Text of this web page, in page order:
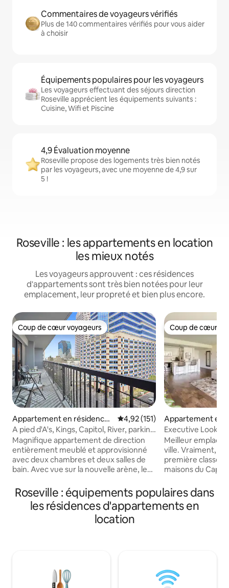
Commentaires de voyageurs vérifiés
Plus de 140 commentaires vérifiés pour vous aider
à choisir
Équipements populaires pour les voyageurs
Les voyageurs effectuant des séjours direction
Roseville apprécient les équipements suivants :
Cuisine, Wifi et Piscine
4,9 Évaluation moyenne
Roseville propose des logements très bien notés
par les voyageurs, avec une moyenne de 4,9 sur
5 !
Roseville : les appartements en location
les mieux notés
Les voyageurs approuvent : ces résidences
d'appartements sont très bien notées pour leur
emplacement, leur propreté et bien plus encore.
Coup de cœur voyageurs
Coup de cœur voyageurs
Appartement en résidence ⋅
Downtown Sacramento
Évaluation moyenne sur la
4,92 (151)
A pied d'A's, Kings, Capitol, River, parking
gratuit
Magnifique appartement de direction
entièrement meublé et approvisionné
avec deux chambres et deux salles de
bain. Avec vue sur la nouvelle arène, le
Field. Dans un immeuble sécurisé et
fermé. Tout est accessible à pied...
Piscine, jacuzzi, sauna, salle de sport et
parking. Deux nuits minimum. Nous
supplémentaire ou si celui-ci devient
indisponible. En tant qu'hôtes, nous
Coup de cœur
Coup de cœur
Appartement en
Downtown
Executive Lookout : condo de luxe
vue et
Meilleur
ville. Vraiment,
première classe. À quatre pâtés de
maisons du
abrite les
proximité de
magasins, de
de beaux équipements.
piscine, sauna,
Roseville : équipements populaires dans
les résidences d'appartements en
location